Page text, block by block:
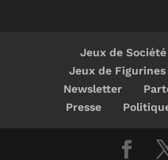
Jeux de Société
Jeux de Figurines
Newsletter
Presse